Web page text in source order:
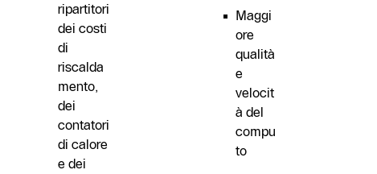
ripartitori
dei costi
di
riscalda
mento,
dei
contatori
di calore
e dei
Maggi
ore
qualità
e
velocit
à del
compu
to